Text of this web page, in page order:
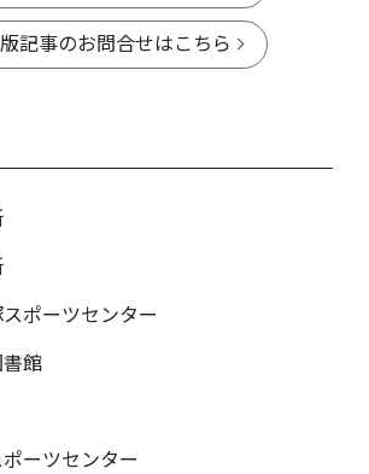
記事のお問合せはこちら
ポーツセンター
館
ーツセンター